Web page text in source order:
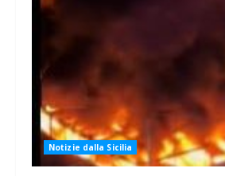
Notizie dalla Sicilia